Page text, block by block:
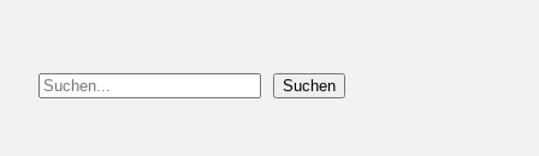
Suchen Suchen